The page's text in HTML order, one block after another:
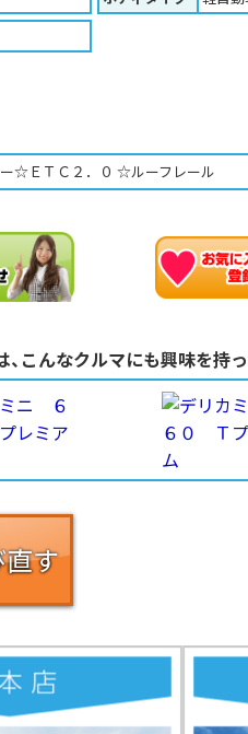
☆ＥＴＣ２．０ ☆ルーフレール
こんなクルマにも興味を持っ
す